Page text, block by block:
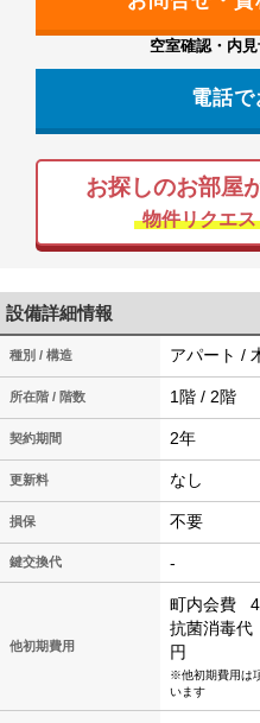
空室確認・内
電話
お探しのお部屋
物件リクエ
設備詳細情報
種別 / 構造 アパート /
所在階 / 階数 1階 / 2階
契約期間 2年
更新料 なし
損保 不要
鍵交換代 -
他初期費用
町内会費
抗菌消毒代
円
※他初期費用は
います